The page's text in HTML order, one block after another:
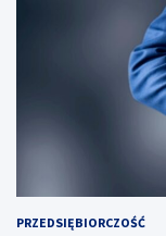
PRZEDSIĘBIORCZOŚĆ